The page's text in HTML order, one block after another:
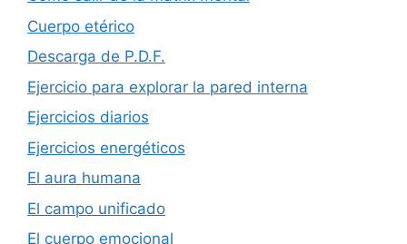
Cuerpo etérico
Descarga de P.D.F.
Ejercicio para explorar la pared interna
Ejercicios diarios
Ejercicios energéticos
El aura humana
El campo unificado
El cuerpo emocional